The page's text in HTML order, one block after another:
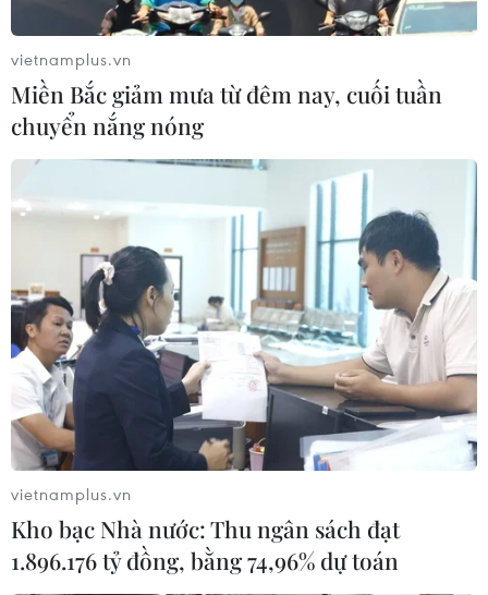
vietnamplus.vn
Miền Bắc giảm mưa từ đêm nay, cuối tuần
chuyển nắng nóng
vietnamplus.vn
Kho bạc Nhà nước: Thu ngân sách đạt
1.896.176 tỷ đồng, bằng 74,96% dự toán